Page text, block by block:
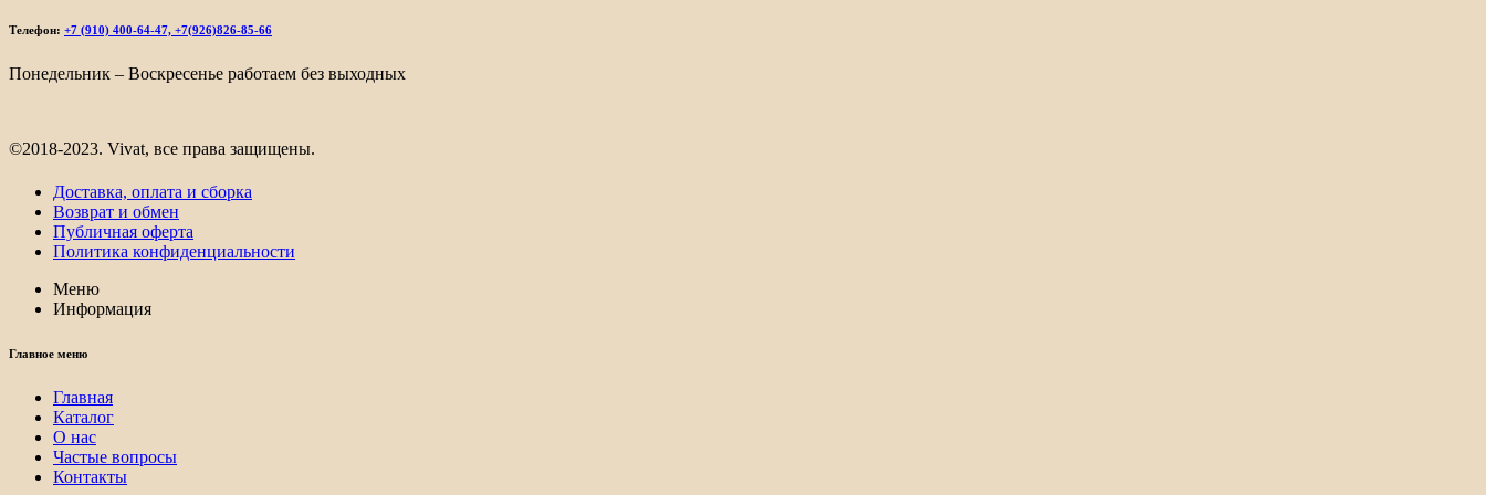
–
303₽
Телефон: +7 (910) 400-64-47, +7(926)826-85-66
Понедельник – Воскресенье работаем без выходных
©2018-2023. Vivat, все права защищены.
Доставка, оплата и сборка
Возврат и обмен
Публичная оферта
Политика конфиденциальности
Меню
Информация
Главное меню
Главная
Каталог
О нас
Частые вопросы
Контакты